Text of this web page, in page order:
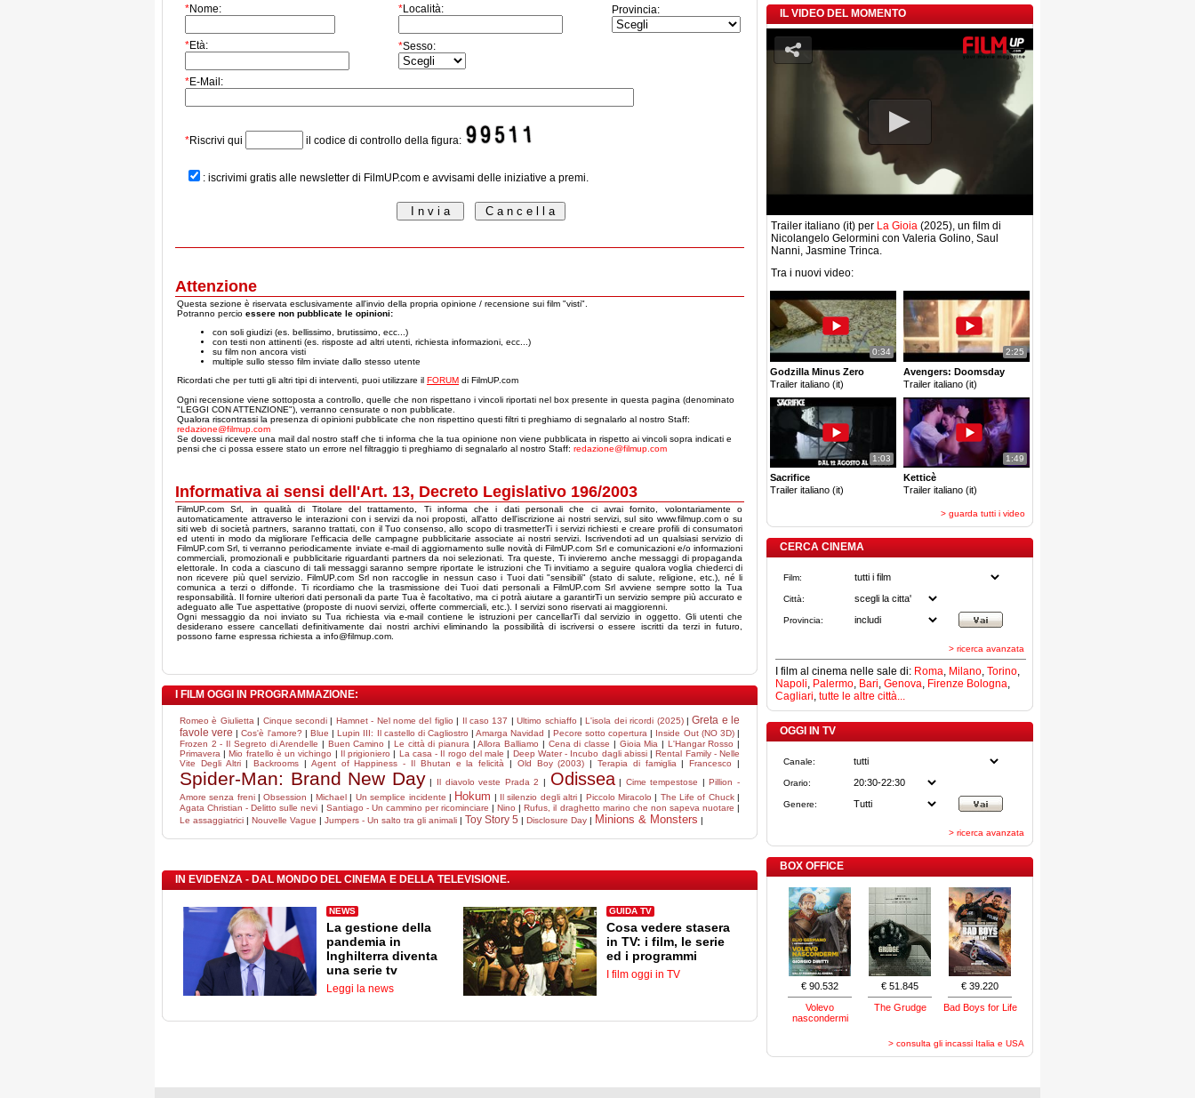
*Nome: *Località: Provincia:
*Età: *Sesso:
*E-Mail:
*Riscrivi qui il codice di controllo della figura:
: iscrivimi gratis alle newsletter di FilmUP.com e avvisami delle iniziative a premi.
Attenzione
Questa sezione è riservata esclusivamente all'invio della propria opinione / recensione sui film "visti".
Potranno percio essere non pubblicate le opinioni:
con soli giudizi (es. bellissimo, brutissimo, ecc...)
con testi non attinenti (es. risposte ad altri utenti, richiesta informazioni, ecc...)
su film non ancora visti
multiple sullo stesso film inviate dallo stesso utente
Ricordati che per tutti gli altri tipi di interventi, puoi utilizzare il FORUM di FilmUP.com
Ogni recensione viene sottoposta a controllo, quelle che non rispettano i vincoli riportati nel box presente in questa pagina (denominato
"LEGGI CON ATTENZIONE"), verranno censurate o non pubblicate.
Qualora riscontrassi la presenza di opinioni pubblicate che non rispettino questi filtri ti preghiamo di segnalarlo al nostro Staff:
redazione@filmup.com
Se dovessi ricevere una mail dal nostro staff che ti informa che la tua opinione non viene pubblicata in rispetto ai vincoli sopra indicati e
pensi che ci possa essere stato un errore nel filtraggio ti preghiamo di segnalarlo al nostro Staff: redazione@filmup.com
Informativa ai sensi dell'Art. 13, Decreto Legislativo 196/2003
FilmUP.com Srl, in qualità di Titolare del trattamento, Ti informa che i dati personali che ci avrai fornito, volontariamente o
automaticamente attraverso le interazioni con i servizi da noi proposti, all'atto dell'iscrizione ai nostri servizi, sul sito www.filmup.com o su
siti web di società partners, saranno trattati, con il Tuo consenso, allo scopo di trasmetterTi i servizi richiesti e creare profili di consumatori
ed utenti in modo da migliorare l'efficacia delle campagne pubblicitarie associate ai nostri servizi. Iscrivendoti ad un qualsiasi servizio di
FilmUP.com Srl, ti verranno periodicamente inviate e-mail di aggiornamento sulle novità di FilmUP.com Srl e comunicazioni e/o informazioni
commerciali, promozionali e pubblicitarie riguardanti partners da noi selezionati. Tra queste, Ti invieremo anche messaggi di propaganda
elettorale. In coda a ciascuno di tali messaggi saranno sempre riportate le istruzioni che Ti invitiamo a seguire qualora voglia chiederci di
non ricevere più quel servizio. FilmUP.com Srl non raccoglie in nessun caso i Tuoi dati "sensibili" (stato di salute, religione, etc.), né li
comunica a terzi o diffonde. Ti ricordiamo che la trasmissione dei Tuoi dati personali a FilmUP.com Srl avviene sempre sotto la Tua
responsabilità. Il fornire ulteriori dati personali da parte Tua è facoltativo, ma ci potrà aiutare a garantirTi un servizio sempre più accurato e
adeguato alle Tue aspettative (proposte di nuovi servizi, offerte commerciali, etc.). I servizi sono riservati ai maggiorenni.
Ogni messaggio da noi inviato su Tua richiesta via e-mail contiene le istruzioni per cancellarTi dal servizio in oggetto. Gli utenti che
desiderano essere cancellati definitivamente dai nostri archivi eliminando la possibilità di iscriversi o essere iscritti da terzi in futuro,
possono farne espressa richiesta a info@filmup.com.
I FILM OGGI IN PROGRAMMAZIONE:
Romeo è Giulietta | Cinque secondi | Hamnet - Nel nome del figlio | Il caso 137 |Ultimo schiaffo |L'isola dei ricordi (2025)|Greta e le
favole vere |Cos'è l'amore? | Blue |Lupin III: Il castello di Cagliostro |Amarga Navidad | Pecore sotto copertura | Inside Out (NO 3D)|
Frozen 2 - Il Segreto di Arendelle | Buen Camino | Le città di pianura |Allora Balliamo | Cena di classe | Gioia Mia | L'Hangar Rosso |
Primavera |Mio fratello è un vichingo | Il prigioniero | La casa - Il rogo del male | Deep Water - Incubo dagli abissi|Rental Family - Nelle
Vite Degli Altri|Backrooms | Agent of Happiness - Il Bhutan e la felicità | Old Boy (2003) |Terapia di famiglia |Francesco |
Spider-Man: Brand New Day | Il diavolo veste Prada 2 | Odissea| Cime tempestose |Pillion -
Amore senza freni|Obsession |Michael | Un semplice incidente | Hokum | Il silenzio degli altri| Piccolo Miracolo | The Life of Chuck|
Agata Christian - Delitto sulle nevi | Santiago - Un cammino per ricominciare |Nino |Rufus, il draghetto marino che non sapeva nuotare |
Le assaggiatrici | Nouvelle Vague | Jumpers - Un salto tra gli animali | Toy Story 5 | Disclosure Day | Minions & Monsters |
IN EVIDENZA - DAL MONDO DEL CINEMA E DELLA TELEVISIONE.
NEWS
La gestione della
pandemia in
Inghilterra diventa
una serie tv
Leggi la news
GUIDA TV
Cosa vedere stasera
in TV: i film, le serie
ed i programmi
I film oggi in TV
IL VIDEO DEL MOMENTO
Trailer italiano (it) per La Gioia (2025), un film di
Nicolangelo Gelormini con Valeria Golino, Saul
Nanni, Jasmine Trinca.
Tra i nuovi video:
0:34
Godzilla Minus Zero
Trailer italiano (it)
2:25
Avengers: Doomsday
Trailer italiano (it)
1:03
Sacrifice
Trailer italiano (it)
1:49
Ketticè
Trailer italiano (it)
> guarda tutti i video
CERCA CINEMA
Film:
Città:
Provincia:
> ricerca avanzata
I film al cinema nelle sale di: Roma, Milano, Torino,
Napoli, Palermo, Bari, Genova, Firenze Bologna,
Cagliari, tutte le altre città...
OGGI IN TV
Canale:
Orario:
Genere:
> ricerca avanzata
BOX OFFICE
€ 90.532
Volevo
nascondermi
€ 51.845
The Grudge
€ 39.220
Bad Boys for Life
> consulta gli incassi Italia e USA